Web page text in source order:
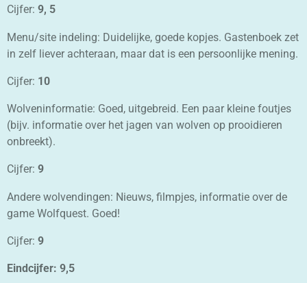
Cijfer: 9, 5
Menu/site indeling: Duidelijke, goede kopjes. Gastenboek zet
in zelf liever achteraan, maar dat is een persoonlijke mening.
Cijfer: 10
Wolveninformatie: Goed, uitgebreid. Een paar kleine foutjes
(bijv. informatie over het jagen van wolven op prooidieren
onbreekt).
Cijfer: 9
Andere wolvendingen: Nieuws, filmpjes, informatie over de
game Wolfquest. Goed!
Cijfer: 9
Eindcijfer: 9,5